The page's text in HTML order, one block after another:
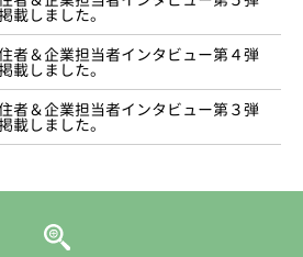
載しました。
者＆企業担当者インタビュー第４弾
載しました。
者＆企業担当者インタビュー第３弾
載しました。